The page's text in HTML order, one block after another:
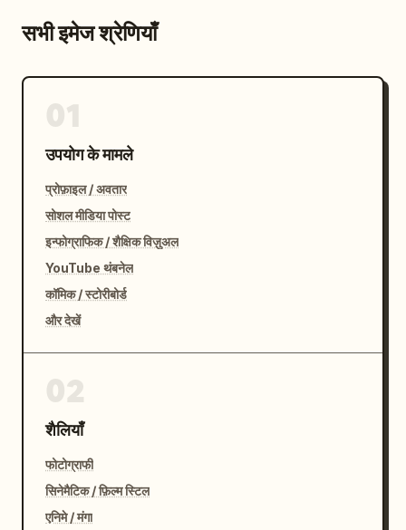
सभी इमेज श्रेणियाँ
उपयोग के मामले
प्रोफ़ाइल / अवतार
सोशल मीडिया पोस्ट
इन्फोग्राफिक / शैक्षिक विज़ुअल
YouTube थंबनेल
कॉमिक / स्टोरीबोर्ड
और देखें
शैलियाँ
फोटोग्राफी
सिनेमैटिक / फ़िल्म स्टिल
एनिमे / मंगा